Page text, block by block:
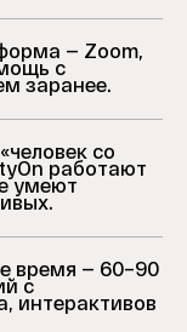
— Zoom,
с
заранее.
со
работают
умеют
время — 60–90
с
интерактивов